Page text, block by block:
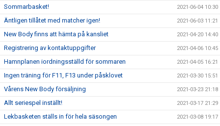
Sommarbasket! 2021-06-04 10:30
Äntligen tillåtet med matcher igen! 2021-06-03 11:21
New Body finns att hämta på kansliet 2021-04-20 14:40
Registrering av kontaktuppgifter 2021-04-06 10:45
Hamnplanen iordningsställd för sommaren 2021-04-05 16:21
Ingen träning för F11, F13 under påsklovet 2021-03-30 15:51
Vårens New Body försäljning 2021-03-23 21:18
Allt seriespel inställt! 2021-03-17 21:29
Lekbasketen ställs in för hela säsongen 2021-03-08 19:17